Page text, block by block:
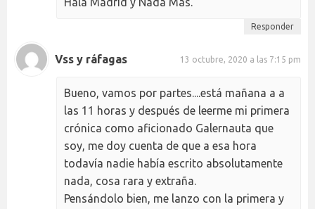
Responder
Vss y ráfagas 13 octubre, 2020 a las 7:15 pm
Bueno, vamos por partes....está mañana a a
las 11 horas y después de leerme mi primera
crónica como aficionado Galernauta que
soy, me doy cuenta de que a esa hora
todavía nadie había escrito absolutamente
nada, cosa rara y extraña.
Pensándolo bien, me lanzo con la primera y